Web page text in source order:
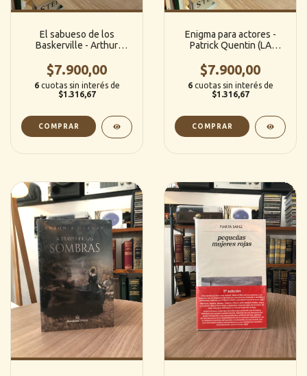
El sabueso de los
Baskerville - Arthur
$7.900,00
6 cuotas sin interés de
$1.316,67
Enigma para actores -
Patrick Quentin (LA
$7.900,00
6 cuotas sin interés de
$1.316,67